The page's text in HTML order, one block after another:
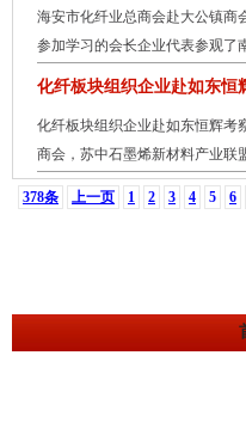
海安市化纤业总商会赴大公镇商
参加学习的会长企业代表参观了
化纤板块组织企业赴如东恒
化纤板块组织企业赴如东恒辉考
商会，苏中石墨烯新材料产业联
378条 上一页 1 2 3 4 5 6